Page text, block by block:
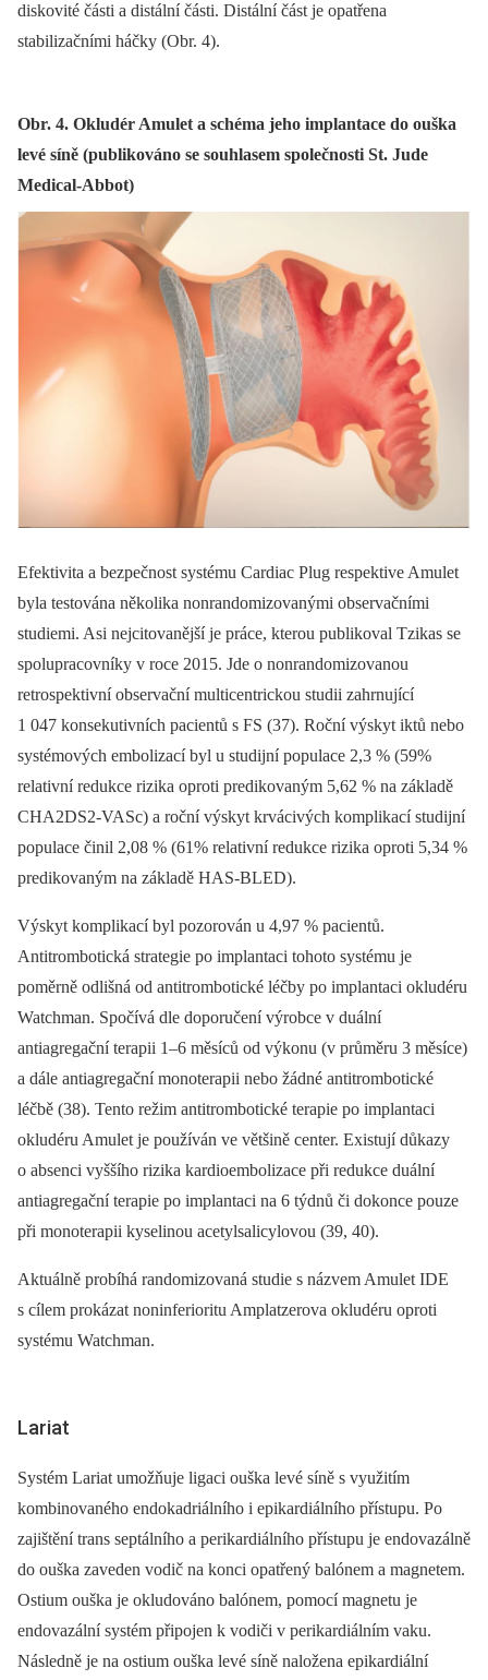
diskovité části a distální části. Distální část je opatřena
stabilizačními háčky (Obr. 4).
Obr. 4. Okludér Amulet a schéma jeho implantace do ouška
levé síně (publikováno se souhlasem společnosti St. Jude
Medical-Abbot)
Efektivita a bezpečnost systému Cardiac Plug respektive Amulet
byla testována několika nonrandomizovanými observačními
studiemi. Asi nejcitovanější je práce, kterou publikoval Tzikas se
spolupracovníky v roce 2015. Jde o nonrandomizovanou
retrospektivní observační multicentrickou studii zahrnující
1 047 konsekutivních pacientů s FS (37). Roční výskyt iktů nebo
systémových embolizací byl u studijní populace 2,3 % (59%
relativní redukce rizika oproti predikovaným 5,62 % na základě
CHA2DS2-VASc) a roční výskyt krvácivých komplikací studijní
populace činil 2,08 % (61% relativní redukce rizika oproti 5,34 %
predikovaným na základě HAS-BLED).
Výskyt komplikací byl pozorován u 4,97 % pacientů.
Antitrombotická strategie po implantaci tohoto systému je
poměrně odlišná od antitrombotické léčby po implantaci okludéru
Watchman. Spočívá dle doporučení výrobce v duální
antiagregační terapii 1–6 měsíců od výkonu (v průměru 3 měsíce)
a dále antiagregační monoterapii nebo žádné antitrombotické
léčbě (38). Tento režim antitrombotické terapie po implantaci
okludéru Amulet je používán ve většině center. Existují důkazy
o absenci vyššího rizika kardioembolizace při redukce duální
antiagregační terapie po implantaci na 6 týdnů či dokonce pouze
při monoterapii kyselinou acetylsalicylovou (39, 40).
Aktuálně probíhá randomizovaná studie s názvem Amulet IDE
s cílem prokázat noninferioritu Amplatzerova okludéru oproti
systému Watchman.
Lariat
Systém Lariat umožňuje ligaci ouška levé síně s využitím
kombinovaného endokadriálního i epikardiálního přístupu. Po
zajištění trans septálního a perikardiálního přístupu je endovazálně
do ouška zaveden vodič na konci opatřený balónem a magnetem.
Ostium ouška je okludováno balónem, pomocí magnetu je
endovazální systém připojen k vodiči v perikardiálním vaku.
Následně je na ostium ouška levé síně naložena epikardiální